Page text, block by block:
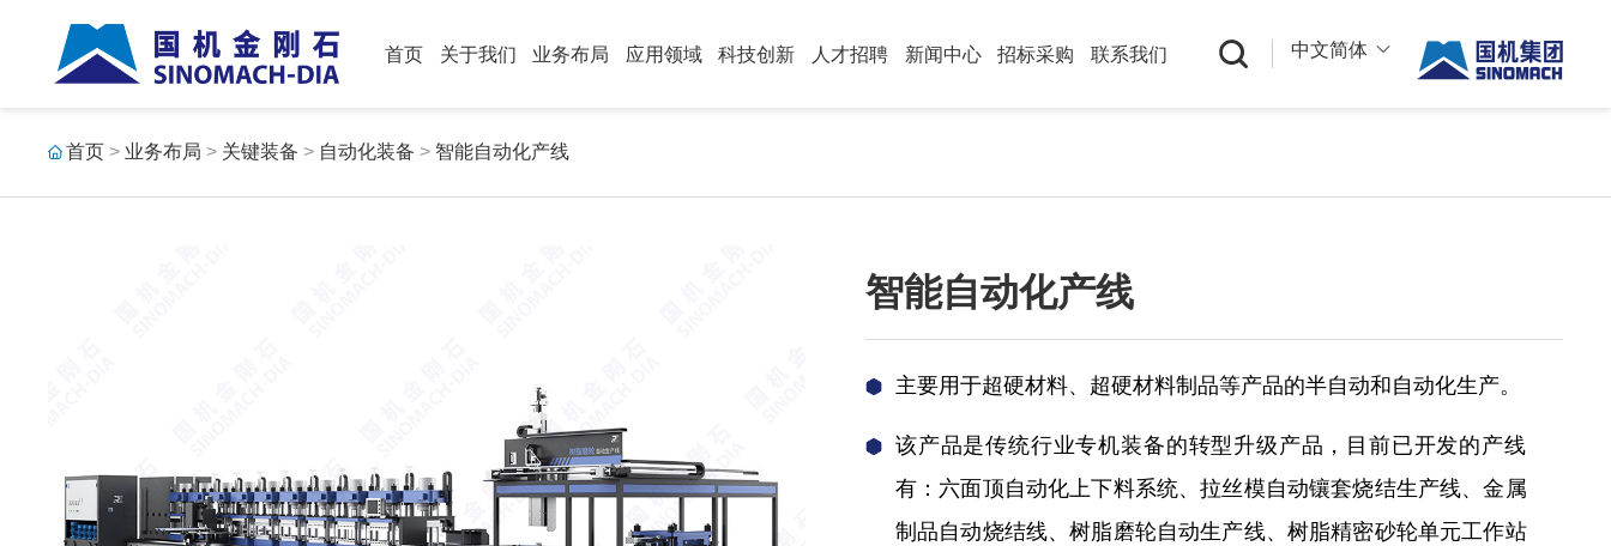
首页 关于我们 业务布局 应用领域 科技创新 人才招聘 新闻中心 招标采购 联系我们 中文简体
首页 > 业务布局 > 关键装备 > 自动化装备 > 智能自动化产线
智能自动化产线
主要用于超硬材料、超硬材料制品等产品的半自动和自动化生产。
该产品是传统行业专机装备的转型升级产品，目前已开发的产线
有：六面顶自动化上下料系统、拉丝模自动镶套烧结生产线、金属
制品自动烧结线、树脂磨轮自动生产线、树脂精密砂轮单元工作站